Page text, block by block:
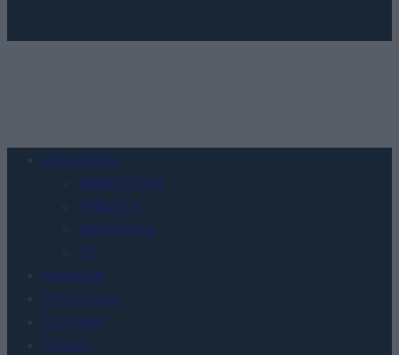
Urządzenia
SMARTFONY
TABLETY
WEARABLE
TV
Recenzje
Porównania
Co kupić
Porady